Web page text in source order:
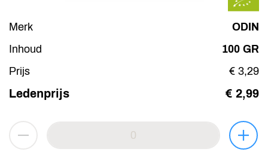
Merk
ODIN
Inhoud
100 GR
Prijs
€ 3,29
Ledenprijs € 2,99